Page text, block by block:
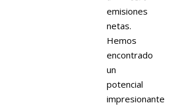
emisiones
netas.
Hemos
encontrado
un
potencial
impresionante